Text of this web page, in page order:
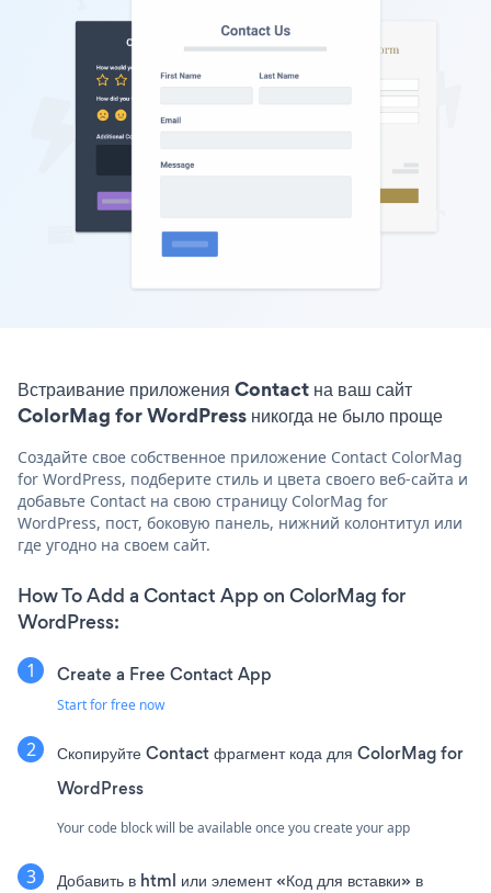
Встраивание приложения Contact на ваш сайт
ColorMag for WordPress никогда не было проще
Создайте свое собственное приложение Contact ColorMag
for WordPress, подберите стиль и цвета своего веб-сайта и
добавьте Contact на свою страницу ColorMag for
WordPress, пост, боковую панель, нижний колонтитул или
где угодно на своем сайт.
How To Add a Contact App on ColorMag for
WordPress:
Create a Free Contact App
Start for free now
Скопируйте Contact фрагмент кода для ColorMag for
WordPress
Your code block will be available once you create your app
Добавить в html или элемент «Код для вставки» в